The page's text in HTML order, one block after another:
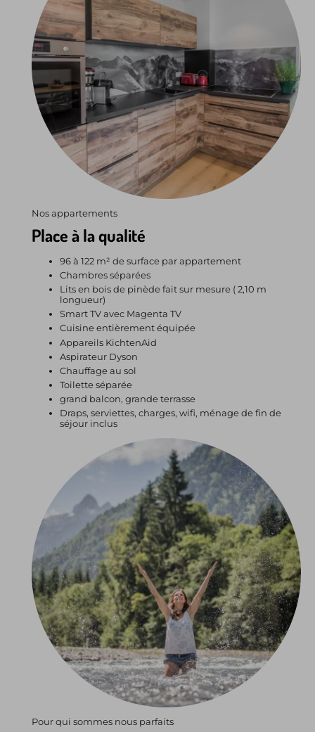
Nos appartements
Place à la qualité
96 à 122 m² de surface par appartement
Chambres séparées
Lits en bois de pinède fait sur mesure ( 2,10 m
longueur)
Smart TV avec Magenta TV
Cuisine entièrement équipée
Appareils KichtenAid
Aspirateur Dyson
Chauffage au sol
Toilette séparée
grand balcon, grande terrasse
Draps, serviettes, charges, wifi, ménage de fin de
séjour inclus
Pour qui sommes nous parfaits